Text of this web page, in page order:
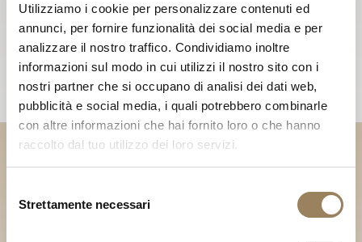
Utilizziamo i cookie per personalizzare contenuti ed
annunci, per fornire funzionalità dei social media e per
analizzare il nostro traffico. Condividiamo inoltre
informazioni sul modo in cui utilizzi il nostro sito con i
nostri partner che si occupano di analisi dei dati web,
pubblicità e social media, i quali potrebbero combinarle
con altre informazioni che hai fornito loro o che hanno
raccolto dal tuo utilizzo dei loro servizi.
delStrettamente necessari
Scopri le nostre collezioni in
Boutique